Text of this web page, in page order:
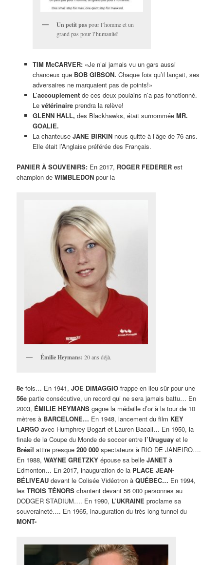
Un petit paspour l’homme et un
grand pas pour l’humanité!
TIM McCARVER:«Je n’ai jamais vu un gars aussi
chanceux que BOB GIBSON. Chaque fois qu’il lançait, ses
adversaires ne marquaient pas de points!»
L’accouplementde ces deux poulains n’a pas fonctionné.
Le vétérinaireprendra la relève!
GLENN HALL, des Blackhawks, était surnommée MR.
GOALIE.
La chanteuse JANE BIRKINnous quitte à l’âge de 76 ans.
Elle était l’Anglaise préférée des Français.
PANIER À SOUVENIRS: En 2017, ROGER FEDERER est
champion deWIMBLEDON pour la
Émilie Heymans: 20 ans déjà.
8e fois… En 1941,JOE DiMAGGIO frappe en lieu sûr pour une
56e partie consécutive, un record qui ne sera jamais battu… En
2003, ÉMILIE HEYMANS gagne la médaille d’or à la tour de 10
mètres à BARCELONE… En 1948, lancement du film KEY
LARGO avec Humphrey Bogart et Lauren Bacall… En 1950, la
finale de la Coupe du Monde de soccer entrel’Uruguay et le
Brésil attire presque200 000 spectateurs à RIO DE JANEIRO….
En 1988,WAYNE GRETZKY épouse sa belleJANET à
Edmonton… En 2017, inauguration de la PLACE JEAN-
BÉLIVEAU devant le Colisée Vidéotron àQUÉBEC… En 1994,
lesTROIS TÉNORS chantent devant 56 000 personnes au
DODGER STADIUM…. En 1990, L’UKRAINE proclame sa
souveraineté…. En 1965, inauguration du très long tunnel du
MONT-